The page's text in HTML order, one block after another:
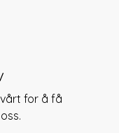
for å få